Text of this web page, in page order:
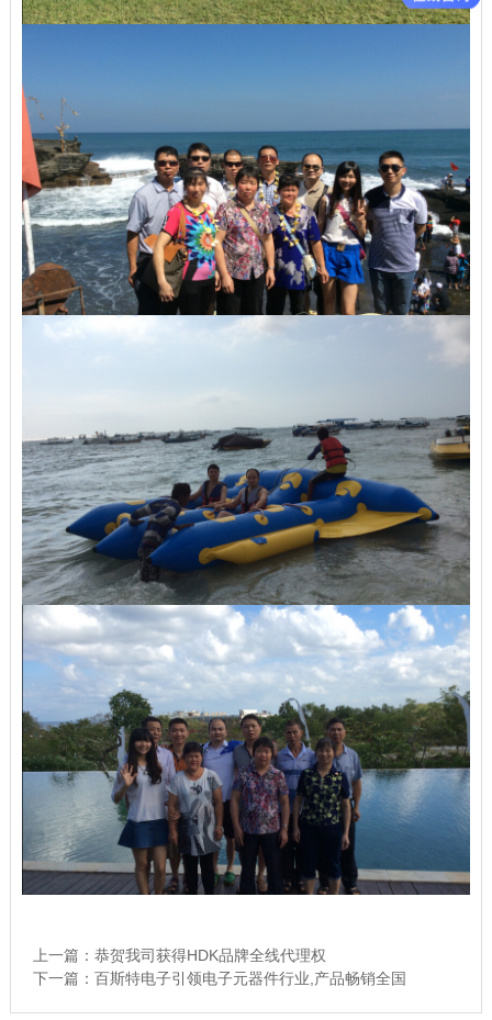
上一篇： 恭贺我司获得HDK品牌全线代理权
下一篇： 百斯特电子引领电子元器件行业,产品畅销全国